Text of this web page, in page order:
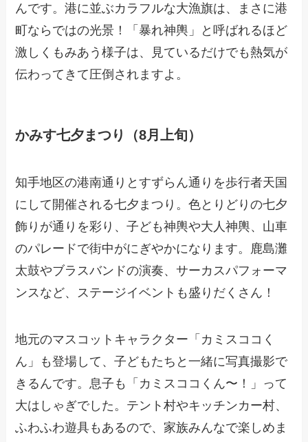
んです。港に並ぶカラフルな大漁旗は、まさに港
町ならではの光景！「暴れ神輿」と呼ばれるほど
激しくもみあう様子は、見ているだけでも熱気が
伝わってきて圧倒されますよ。
かみす七夕まつり（8月上旬）
知手地区の港南通りとすずらん通りを歩行者天国
にして開催される七夕まつり。色とりどりの七夕
飾りが通りを彩り、子ども神輿や大人神輿、山車
のパレードで街中がにぎやかになります。鹿島灘
太鼓やブラスバンドの演奏、サーカスパフォーマ
ンスなど、ステージイベントも盛りだくさん！
地元のマスコットキャラクター「カミスココく
ん」も登場して、子どもたちと一緒に写真撮影で
きるんです。息子も「カミスココくん〜！」って
大はしゃぎでした。テント村やキッチンカー村、
ふわふわ遊具もあるので、家族みんなで楽しめま